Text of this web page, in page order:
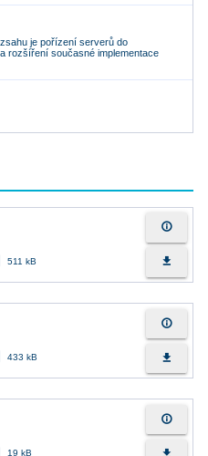
je pořízení serverů do
rozšíření současné implementace
511 kB
info_outline
file_download
433 kB
info_outline
file_download
19 kB
info_outline
file_download